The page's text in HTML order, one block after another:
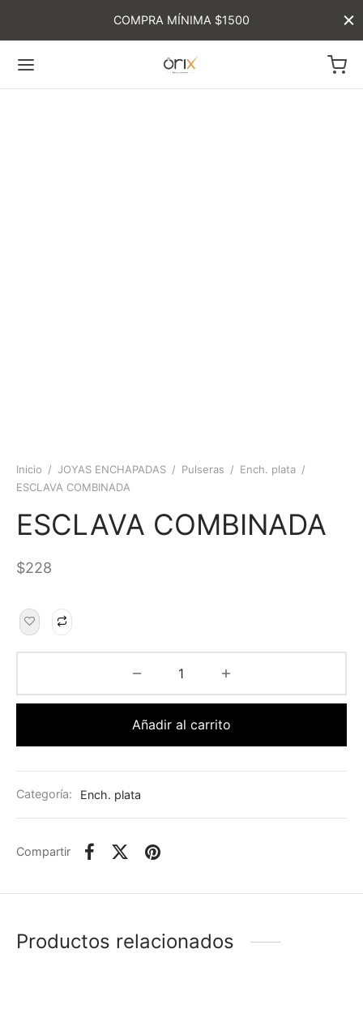
COMPRA MÍNIMA $1500
Inicio / JOYAS ENCHAPADAS / Pulseras / Ench. plata /
ESCLAVA COMBINADA
ESCLAVA COMBINADA
$228
Añadir al carrito
Categoría: Ench. plata
Compartir
Productos relacionados